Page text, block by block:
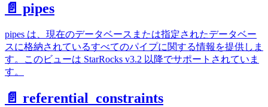
📄️ pipes
pipes は、現在のデータベースまたは指定されたデータベー
スに格納されているすべてのパイプに関する情報を提供しま
す。このビューは StarRocks v3.2 以降でサポートされていま
す。
📄️ referential_constraints